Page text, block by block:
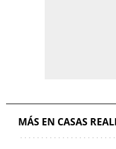
MÁS EN CASAS